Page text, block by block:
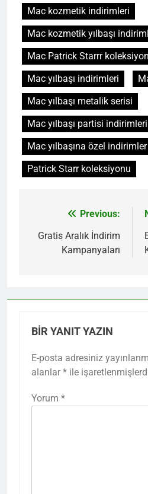
Mac kozmetik indirimleri
Mac kozmetik yılbaşı
Mac Patrick Starrr
Mac yılbaşı indirimleri
Mac yılbaşı metalik serisi
Mac yılbaşı partisi indirimleri
Mac yılbaşına özel indirimler
Patrick Starr koleksiyonu
gezinmesi
Previous:
Gratis Aralık İndirim
Kampanyaları
BIR YANIT YAZIN
E-posta adresiniz
alanlar * ile
Yorum *